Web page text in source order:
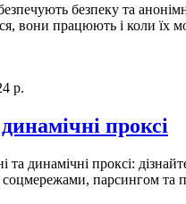
безпеку та
вони працюють і коли їх
р.
проксі
та динамічні проксі:
соцмережами, парсингом та